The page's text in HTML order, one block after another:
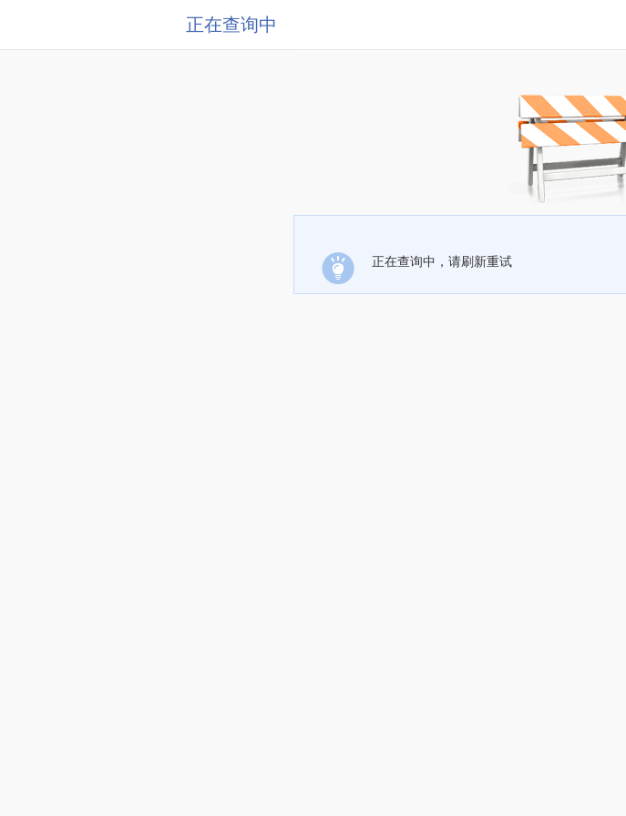
正在查询中
正在查询中，请刷新重试